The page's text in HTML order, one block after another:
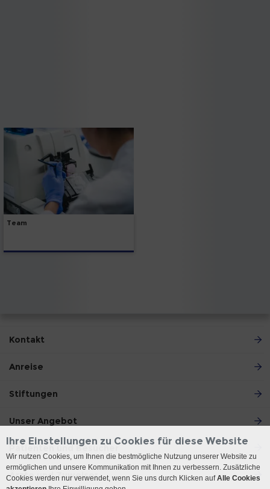
Team
Kontakt
Anreise
Stiftungen
Unser Angebot
Patienten und Besucher
Ärzte und Zuweiser
Ihre Einstellungen zu Cookies für diese Website
Wir nutzen Cookies, um Ihnen die bestmögliche Nutzung unserer Website zu
ermöglichen und unsere Kommunikation mit Ihnen zu verbessern. Zusätzliche
Cookies werden nur verwendet, wenn Sie uns durch Klicken aufAlle Cookies